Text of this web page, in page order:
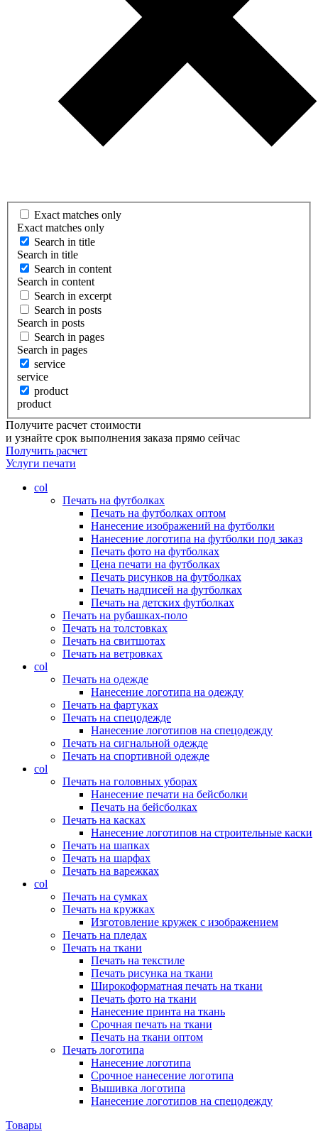
Exact matches only
Exact matches only
Search in title
Search in title
Search in content
Search in content
Search in excerpt
Search in posts
Search in posts
Search in pages
Search in pages
service
service
product
product
Получите расчет стоимости
и узнайте срок выполнения заказа прямо сейчас
Получить расчет
Услуги печати
col
Печать на футболках
Печать на футболках оптом
Нанесение изображений на футболки
Нанесение логотипа на футболки под заказ
Печать фото на футболках
Цена печати на футболках
Печать рисунков на футболках
Печать надписей на футболках
Печать на детских футболках
Печать на рубашках-поло
Печать на толстовках
Печать на свитшотах
Печать на ветровках
col
Печать на одежде
Нанесение логотипа на одежду
Печать на фартуках
Печать на спецодежде
Нанесение логотипов на спецодежду
Печать на сигнальной одежде
Печать на спортивной одежде
col
Печать на головных уборах
Нанесение печати на бейсболки
Печать на бейсболках
Печать на касках
Нанесение логотипов на строительные каски
Печать на шапках
Печать на шарфах
Печать на варежках
col
Печать на сумках
Печать на кружках
Изготовление кружек с изображением
Печать на пледах
Печать на ткани
Печать на текстиле
Печать рисунка на ткани
Широкоформатная печать на ткани
Печать фото на ткани
Нанесение принта на ткань
Срочная печать на ткани
Печать на ткани оптом
Печать логотипа
Нанесение логотипа
Срочное нанесение логотипа
Вышивка логотипа
Нанесение логотипов на спецодежду
Товары